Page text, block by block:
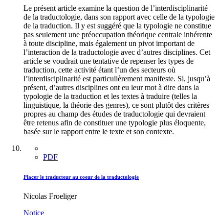
Le présent article examine la question de l’interdisciplinarité
de la traductologie, dans son rapport avec celle de la typologie
de la traduction. Il y est suggéré que la typologie ne constitue
pas seulement une préoccupation théorique centrale inhérente
à toute discipline, mais également un pivot important de
l’interaction de la traductologie avec d’autres disciplines. Cet
article se voudrait une tentative de repenser les types de
traduction, cette activité étant l’un des secteurs où
l’interdisciplinarité est particulièrement manifeste. Si, jusqu’à
présent, d’autres disciplines ont eu leur mot à dire dans la
typologie de la traduction et les textes à traduire (telles la
linguistique, la théorie des genres), ce sont plutôt des critères
propres au champ des études de traductologie qui devraient
être retenus afin de constituer une typologie plus éloquente,
basée sur le rapport entre le texte et son contexte.
PDF
Placer le traducteur au coeur de la traductologie
Nicolas Froeliger
Notice